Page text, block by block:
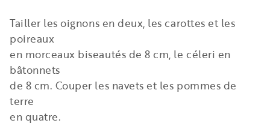
Tailler les oignons en deux, les carottes et les
poireaux
en morceaux biseautés de 8 cm, le céleri en
bâtonnets
de 8 cm. Couper les navets et les pommes de
terre
en quatre.